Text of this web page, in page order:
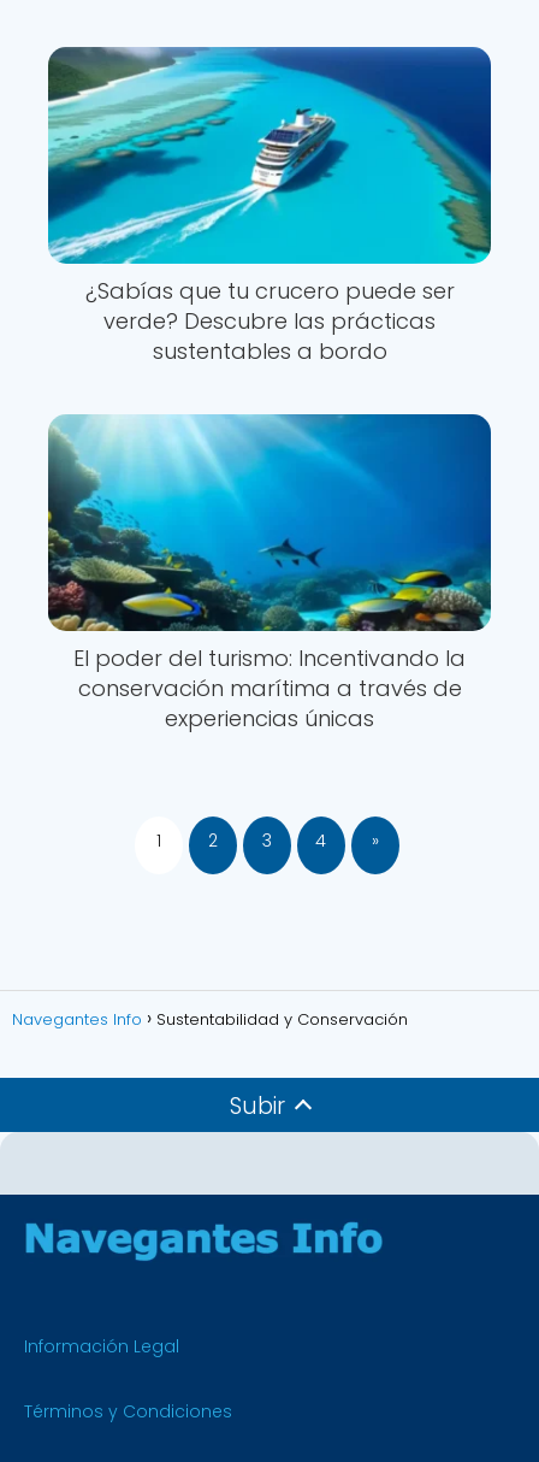
¿Sabías que tu crucero puede ser
verde? Descubre las prácticas
sustentables a bordo
El poder del turismo: Incentivando la
conservación marítima a través de
experiencias únicas
1 2 3 4 »
Navegantes Info Sustentabilidad y Conservación
Subir
Información Legal
Términos y Condiciones